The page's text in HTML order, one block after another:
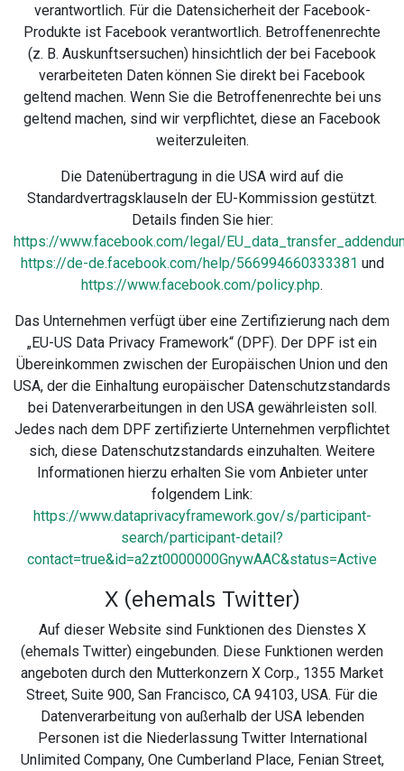
verantwortlich. Für die Datensicherheit der Facebook-
Produkte ist Facebook verantwortlich. Betroffenenrechte
(z. B. Auskunftsersuchen) hinsichtlich der bei Facebook
verarbeiteten Daten können Sie direkt bei Facebook
geltend machen. Wenn Sie die Betroffenenrechte bei uns
geltend machen, sind wir verpflichtet, diese an Facebook
weiterzuleiten.
Die Datenübertragung in die USA wird auf die
Standardvertragsklauseln der EU-Kommission gestützt.
Details finden Sie hier:
https://www.facebook.com/legal/
https://de-de.facebook.com/help/566994660333381 und
https://www.facebook.com/policy.php.
Das Unternehmen verfügt über eine Zertifizierung nach dem
„EU-US Data Privacy Framework“ (DPF). Der DPF ist ein
Übereinkommen zwischen der Europäischen Union und den
USA, der die Einhaltung europäischer Datenschutzstandards
bei Datenverarbeitungen in den USA gewährleisten soll.
Jedes nach dem DPF zertifizierte Unternehmen verpflichtet
sich, diese Datenschutzstandards einzuhalten. Weitere
Informationen hierzu erhalten Sie vom Anbieter unter
folgendem Link:
https://www.dataprivacyframework.gov/s/participant-
search/participant-detail?
contact=true&id=a2zt0000000GnywAAC&status=Active
X (ehemals Twitter)
Auf dieser Website sind Funktionen des Dienstes X
(ehemals Twitter) eingebunden. Diese Funktionen werden
angeboten durch den Mutterkonzern X Corp., 1355 Market
Street, Suite 900, San Francisco, CA 94103, USA. Für die
Datenverarbeitung von außerhalb der USA lebenden
Personen ist die Niederlassung Twitter International
Unlimited Company, One Cumberland Place, Fenian Street,